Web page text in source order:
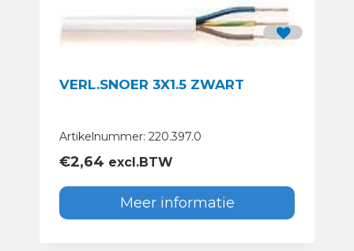
VERL.SNOER 3X1.5 ZWART
Artikelnummer: 220.397.0
€2,64 excl.BTW
Meer informatie